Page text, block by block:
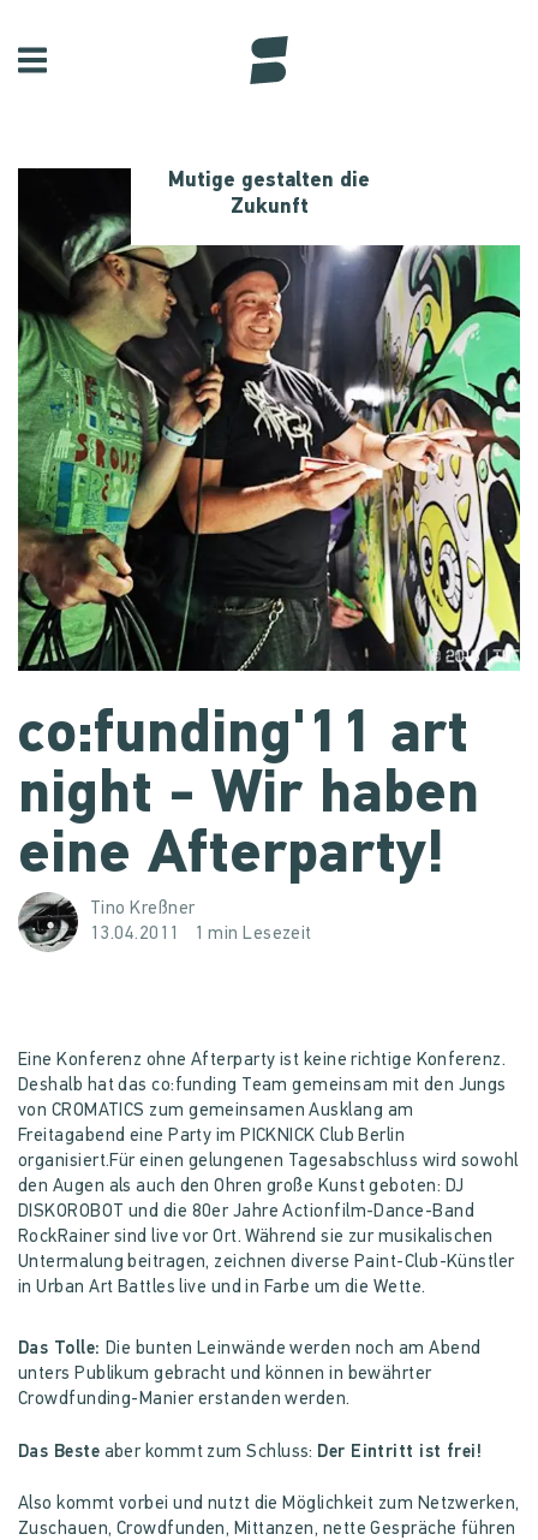
Mutige gestalten die
Zukunft
co:funding'11 art
night - Wir haben
eine Afterparty!
Tino Kreßner
13.04.2011
1 min Lesezeit
Eine Konferenz ohne Afterparty ist keine richtige Konferenz.
Deshalb hat das co:funding Team gemeinsam mit den Jungs
von CROMATICS zum gemeinsamen Ausklang am
Freitagabend eine Party im PICKNICK Club Berlin
organisiert.Für einen gelungenen Tagesabschluss wird sowohl
den Augen als auch den Ohren große Kunst geboten: DJ
DISKOROBOT und die 80er Jahre Actionfilm-Dance-Band
RockRainer sind live vor Ort. Während sie zur musikalischen
Untermalung beitragen, zeichnen diverse Paint-Club-Künstler
in Urban Art Battles live und in Farbe um die Wette.
Das Tolle: Die bunten Leinwände werden noch am Abend
unters Publikum gebracht und können in bewährter
Crowdfunding-Manier erstanden werden.
Das Beste aber kommt zum Schluss: Der Eintritt ist frei!
Also kommt vorbei und nutzt die Möglichkeit zum Netzwerken,
Zuschauen, Crowdfunden, Mittanzen, nette Gespräche führen